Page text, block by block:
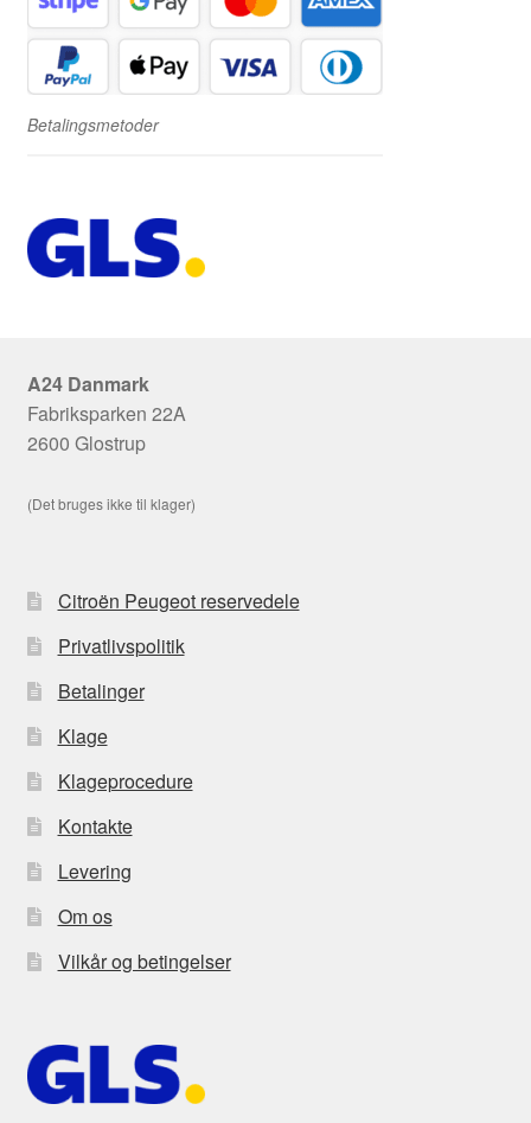
Betalingsmetoder
A24 Danmark
Fabriksparken 22A
2600 Glostrup
(Det bruges ikke til klager)
Citroën Peugeot reservedele
Privatlivspolitik
Betalinger
Klage
Klageprocedure
Kontakte
Levering
Om os
Vilkår og betingelser